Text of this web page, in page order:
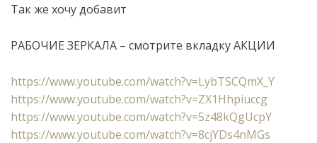
Так же хочу добавит
РАБОЧИЕ ЗЕРКАЛА – смотрите вкладку АКЦИИ
https://www.youtube.com/watch?v=LybTSCQmX_Y
https://www.youtube.com/watch?v=ZX1Hhpiuccg
https://www.youtube.com/watch?v=5z48kQgUcpY
https://www.youtube.com/watch?v=8cjYDs4nMGs